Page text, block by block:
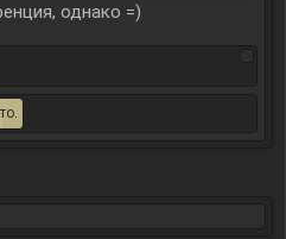
однако =)